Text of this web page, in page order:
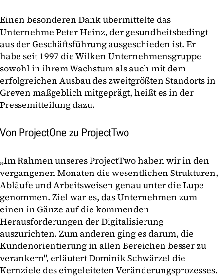
Einen besonderen Dank übermittelte das
Unternehme Peter Heinz, der gesundheitsbedingt
aus der Geschäftsführung ausgeschieden ist. Er
habe seit 1997 die Wilken Unternehmensgruppe
sowohl in ihrem Wachstum als auch mit dem
erfolgreichen Ausbau des zweitgrößten Standorts in
Greven maßgeblich mitgeprägt, heißt es in der
Pressemitteilung dazu.
Von ProjectOne zu ProjectTwo
„Im Rahmen unseres ProjectTwo haben wir in den
vergangenen Monaten die wesentlichen Strukturen,
Abläufe und Arbeitsweisen genau unter die Lupe
genommen. Ziel war es, das Unternehmen zum
einen in Gänze auf die kommenden
Herausforderungen der Digitalisierung
auszurichten. Zum anderen ging es darum, die
Kundenorientierung in allen Bereichen besser zu
verankern", erläutert Dominik Schwärzel die
Kernziele des eingeleiteten Veränderungsprozesses.